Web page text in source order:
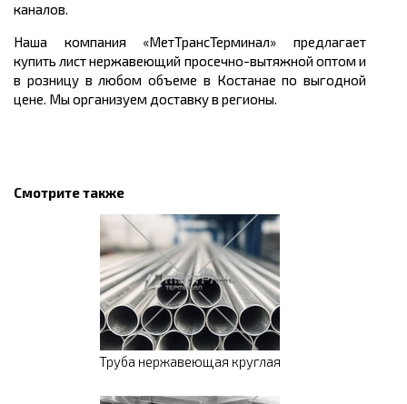
каналов.
Наша компания «МетТрансТерминал» предлагает
купить лист нержавеющий просечно-вытяжной оптом и
в розницу в любом объеме в Костанае по выгодной
цене. Мы организуем доставку в регионы.
Смотрите также
Труба нержавеющая круглая